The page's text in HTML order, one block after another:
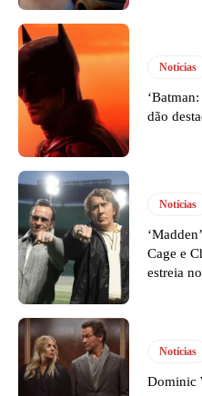
Notícias
dão
Notícias
Cage e
estreia
Notícias
Dominic